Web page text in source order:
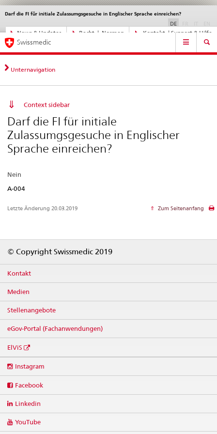
Direktnavigation
News,
Rechtsgrundlagen,
News & Updates Recht | Normen Kontakt | Support & Hilfe
Darf die FI für initiale Zulassumgsgesuche in Englischer Sprache einreichen?
Sprachwahl
DE
Service
Hauptnavigation
Swissmedic
Unternavigation
Context sidebar
Darf die FI für initiale
Zulassumgsgesuche in Englischer
Sprache einreichen?
Nein
A-004
Letzte Änderung 20.03.2019 Zum Seitenanfang
© Copyright Swissmedic 2019
Kontakt
Medien
Stellenangebote
eGov-Portal (Fachanwendungen)
ElViS
media
Instagram
Facebook
Linkedin
YouTube